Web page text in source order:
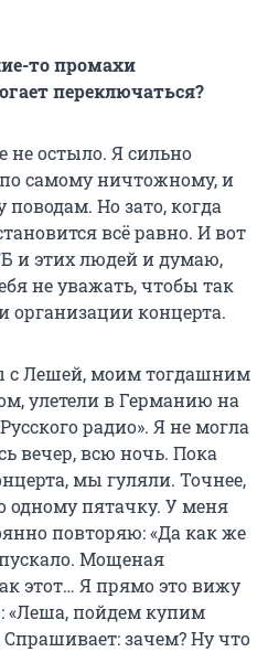
то промахи
переключаться?
не остыло. Я сильно
самому ничтожному, и
Но зато, когда
всё равно. И вот
и этих людей и думаю,
не уважать, чтобы так
организации концерта.
с Лешей, моим тогдашним
улетели в Германию на
радио». Я не могла
вечер, всю ночь. Пока
мы гуляли. Точнее,
одному пятачку. У меня
повторяю: «Да как же
Мощеная
этот… Я прямо это вижу
«Леша, пойдем купим
зачем? Ну что